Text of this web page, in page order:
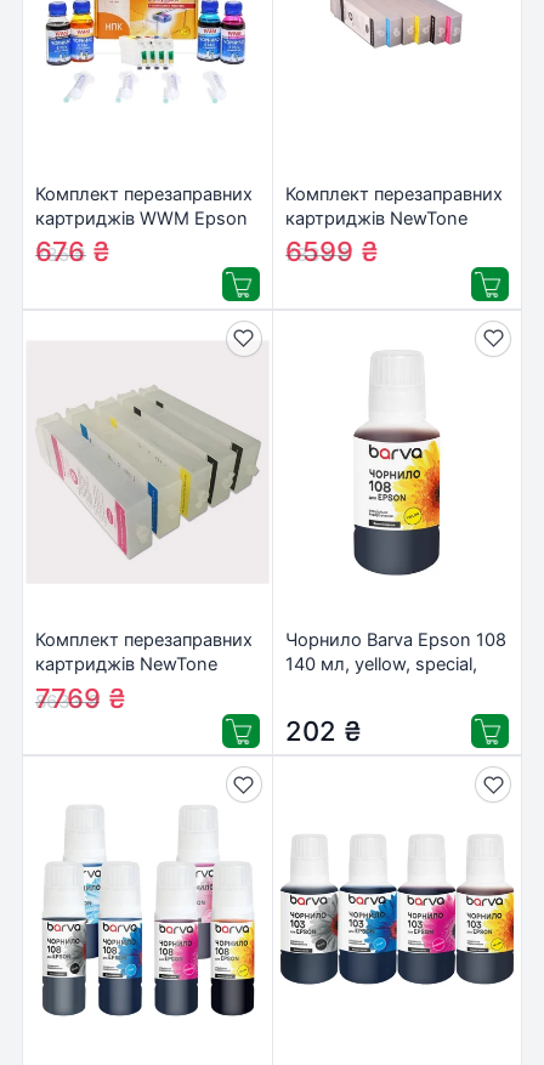
Комплект перезаправних
картриджів WWM Epson
C91/CX4300/T26/27/TX106/109
(RC.T092N)
735₴
676 ₴
Комплект перезаправних
картриджів NewTone
Canon iPF605/iPF750
(RC.PFI-102ARC)
7333₴
6599 ₴
Комплект перезаправних
картриджів NewTone
CANON iPF TM-200/305
260ml (RC.PFI-120ARC)
8633₴
7769 ₴
Чорнило Barva Epson 108
140 мл, yellow, special,
202 ₴